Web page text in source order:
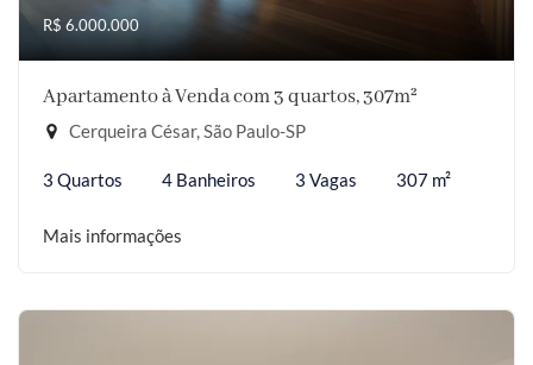
R$ 6.000.000
Apartamento à Venda com 3 quartos, 307m²
Cerqueira César, São Paulo-SP
3 Quartos 4 Banheiros 3 Vagas 307 m²
Mais informações